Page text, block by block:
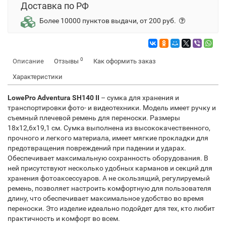
Доставка по РФ
Более 10000 пунктов выдачи, от 200 руб.
Описание Отзывы 0 Как оформить заказ
Характеристики
LowePro Adventura SH140 II – сумка для хранения и
транспортировки фото- и видеотехники. Модель имеет ручку и
съемный плечевой ремень для переноски. Размеры
18х12,6х19,1 см. Сумка выполнена из высококачественного,
прочного и легкого материала, имеет мягкие прокладки для
предотвращения повреждений при падении и ударах.
Обеспечивает максимальную сохранность оборудования. В
ней присутствуют несколько удобных карманов и секций для
хранения фотоаксессуаров. А не скользящий, регулируемый
ремень, позволяет настроить комфортную для пользователя
длину, что обеспечивает максимальное удобство во время
переноски. Это изделие идеально подойдет для тех, кто любит
практичность и комфорт во всем.